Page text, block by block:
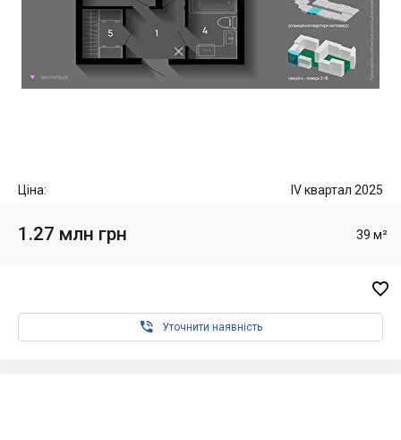
Ціна: IV квартал 2025
1.27 млн грн 39 м²

 Уточнити наявність